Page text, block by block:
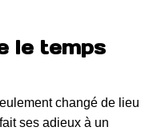
le temps
changé de lieu
ses adieux à un